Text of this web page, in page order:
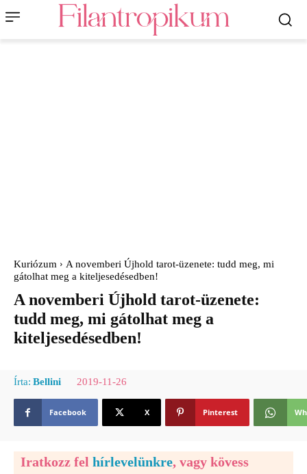
Kuriózum
A novemberi Újhold tarot-üzenete: tudd meg, mi
gátolhat meg a kiteljesedésedben!
A novemberi Újhold tarot-üzenete:
tudd meg, mi gátolhat meg a
kiteljesedésedben!
Írta: Bellini 2019-11-26
Facebook X Pinterest
Iratkozz fel hírlevelünkre, vagy kövess